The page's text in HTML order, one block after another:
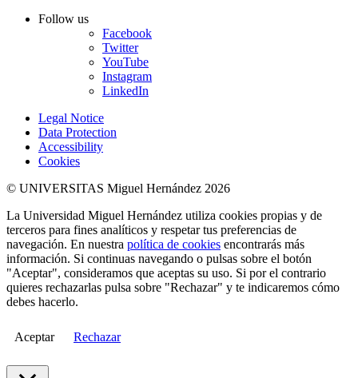
Follow us
Facebook
Twitter
YouTube
Instagram
LinkedIn
Legal Notice
Data Protection
Accessibility
Cookies
© UNIVERSITAS Miguel Hernández 2026
La Universidad Miguel Hernández utiliza cookies propias y de
terceros para fines analíticos y respetar tus preferencias de
navegación. En nuestra política de cookies encontrarás más
información. Si continuas navegando o pulsas sobre el botón
"Aceptar", consideramos que aceptas su uso. Si por el contrario
quieres rechazarlas pulsa sobre "Rechazar" y te indicaremos cómo
debes hacerlo.
Aceptar Rechazar